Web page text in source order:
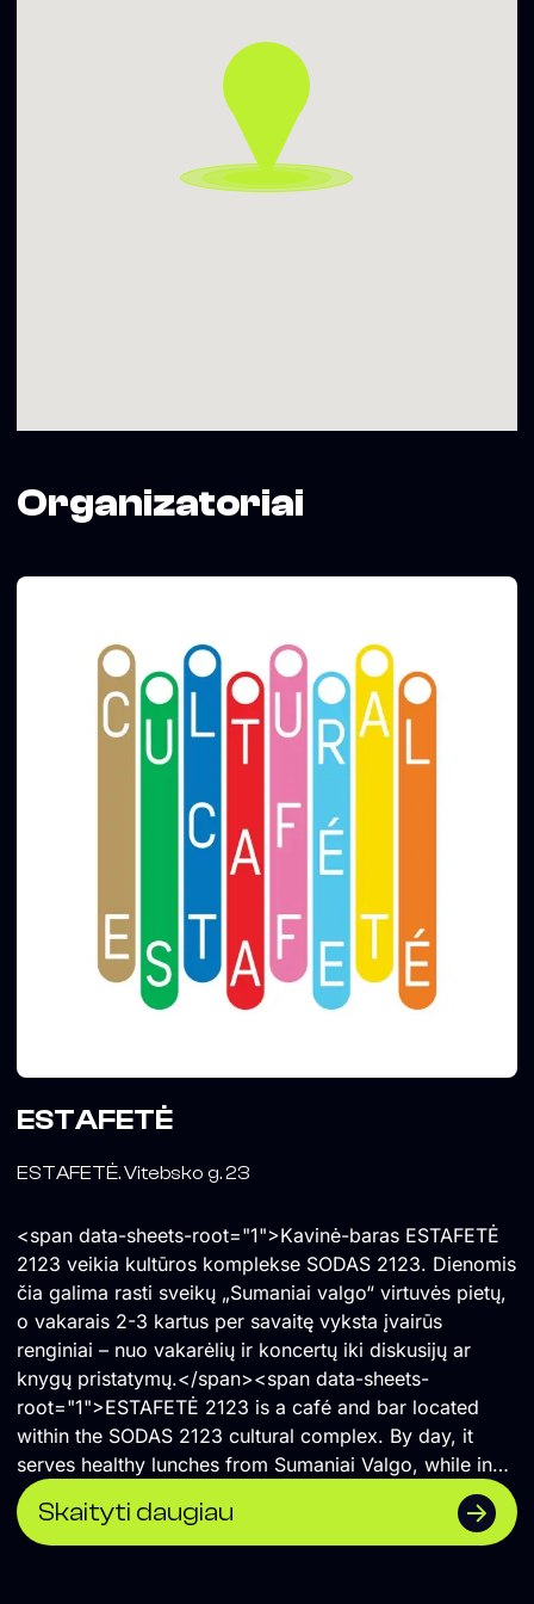
Grupės „SACRÉBLUE“ pasirodymas ir pokalbis nuo 21 val.
bus tiesiogiai transliuojami per „START FM“ – 94,2 MHz
Projektą iš dalies finansuoja Lietuvos kino centras. Renginio
partneriai „START FM“, „SODAS 2123“ ir „Estafetė 2123“.
Organizatoriai
ESTAFETĖ
ESTAFETĖ. Vitebsko g. 23
<span data-sheets-root="1">Kavinė-baras ESTAFETĖ
2123 veikia kultūros komplekse SODAS 2123. Dienomis
čia galima rasti sveikų „Sumaniai valgo“ virtuvės pietų,
o vakarais 2-3 kartus per savaitę vyksta įvairūs
renginiai – nuo vakarėlių ir koncertų iki diskusijų ar
knygų pristatymų.</span><span data-sheets-
root="1">ESTAFETĖ 2123 is a café and bar located
within the SODAS 2123 cultural complex. By day, it
serves healthy lunches from Sumaniai Valgo, while in
the evenings it hosts a diverse programme of events
two to three times a week, ranging from parties and
concerts to discussions and book launches.</span>
Skaityti daugiau